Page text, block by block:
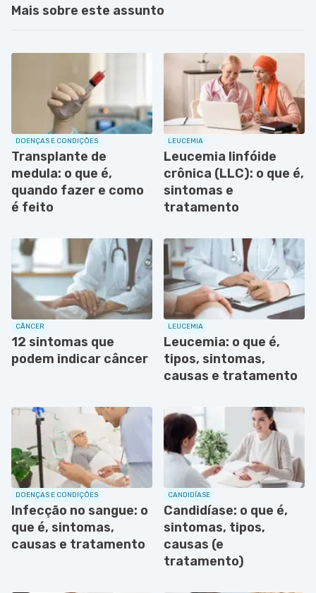
Mais sobre este assunto
DOENÇAS E CONDIÇÕES
Transplante de
medula: o que é,
quando fazer e como
é feito
LEUCEMIA
Leucemia linfóide
crônica (LLC): o que é,
sintomas e
tratamento
CÂNCER
12 sintomas que
podem indicar câncer
LEUCEMIA
Leucemia: o que é,
tipos, sintomas,
causas e tratamento
DOENÇAS E CONDIÇÕES
Infecção no sangue: o
que é, sintomas,
causas e tratamento
CANDIDÍASE
Candidíase: o que é,
sintomas, tipos,
causas (e
tratamento)